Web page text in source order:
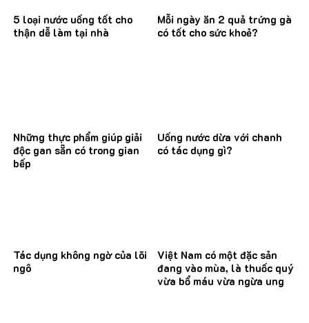
5 loại nước uống tốt cho
thận dễ làm tại nhà
Mỗi ngày ăn 2 quả trứng gà
có tốt cho sức khoẻ?
Những thực phẩm giúp giải
độc gan sẵn có trong gian
bếp
Uống nước dừa với chanh
có tác dụng gì?
Tác dụng không ngờ của lõi
ngô
Việt Nam có một đặc sản
đang vào mùa, là thuốc quý
vừa bổ máu vừa ngừa ung